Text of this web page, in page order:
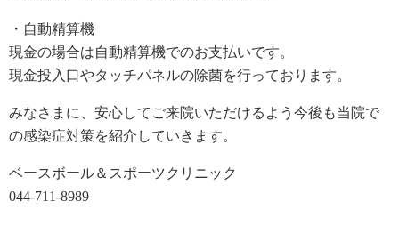
・自動精算機
現金の場合は自動精算機でのお支払いです。
現金投入口やタッチパネルの除菌を行っております。
みなさまに、安心してご来院いただけるよう今後も当院で
の感染症対策を紹介していきます。
ベースボール＆スポーツクリニック
044-711-8989